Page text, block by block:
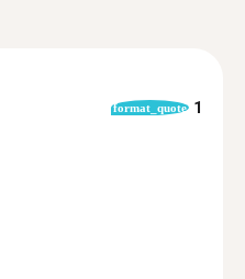
format_quote 1